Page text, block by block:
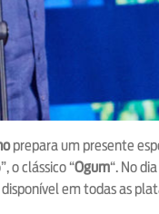
prepara um presente
o clássico “Ogum“. No
em todas as